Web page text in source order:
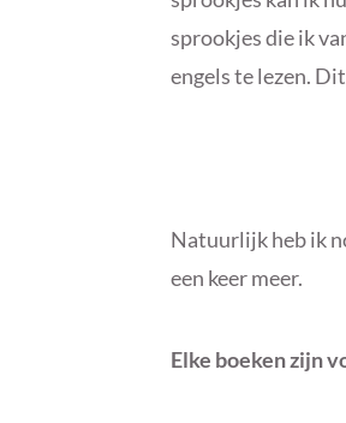
sprookjes die ik
engels te lezen.
Natuurlijk heb ik
een keer meer.
Elke boeken zijn